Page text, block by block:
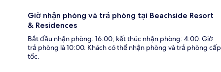
Giờ nhận phòng và trả phòng tại Beachside Resort
& Residences
Bắt đầu nhận phòng: 16:00; kết thúc nhận phòng: 4:00. Giờ
trả phòng là 10:00. Khách có thể nhận phòng và trả phòng cấp
tốc.